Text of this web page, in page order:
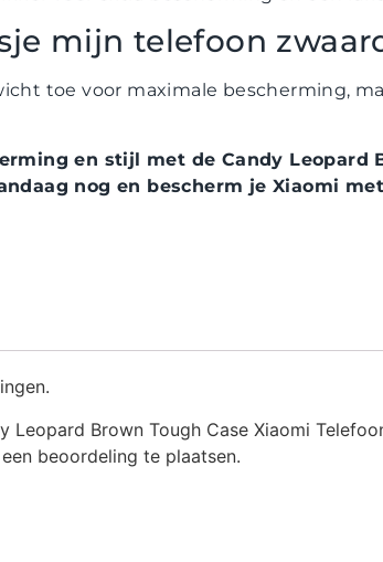
mijn telefoon
toe voor maximale bescherming,
en stijl met de Candy Leopard
nog en bescherm je Xiaomi
Leopard Brown Tough Case Xiaomi
beoordeling te plaatsen.